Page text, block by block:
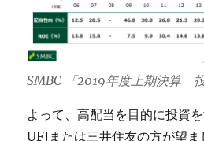
SMBC 「2019年度上期決算
よって、高配当を目的に投資
UFJまたは三井住友の方が望ま